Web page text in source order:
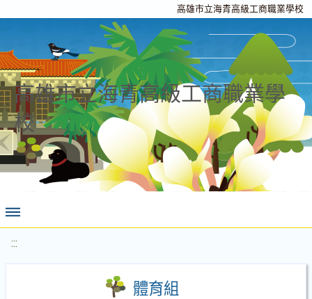
高雄市立海青高級工商職業學校
高雄市立海青高級工商職業學
校
:::
體育組